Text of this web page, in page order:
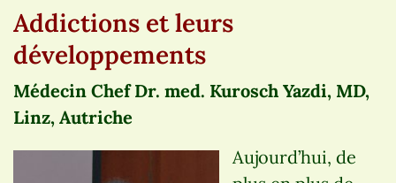
Addictions et leurs
développements
Médecin Chef Dr. med. Kurosch Yazdi, MD,
Linz, Autriche
Aujourd’hui, de